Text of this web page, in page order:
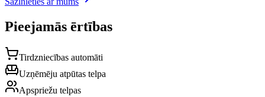
Pieejamās ērtības
Tirdzniecības automāti
Uzņēmēju atpūtas telpa
Apspriežu telpas